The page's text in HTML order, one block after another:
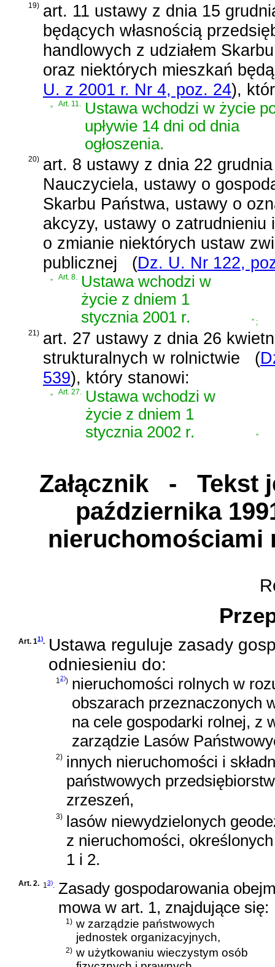
19) art. 11 ustawy z dnia 15
będących własnością
handlowych z udziałem
oraz niektórych mieszkań
U. z 2001 r. Nr 4, poz. 24),
„ Art. 11. Ustawa wchodzi w życie
upływie 14 dni od dnia
ogłoszenia.
20) art. 8 ustawy z dnia 22
Nauczyciela, ustawy o
Skarbu Państwa, ustawy o
akcyzy, ustawy o zatrudnieniu
o zmianie niektórych ustaw
publicznej
(Dz. U. Nr 122,
„ Art. 8. Ustawa wchodzi w
życie z dniem 1
stycznia 2001 r.
” ;
21) art. 27 ustawy z dnia 26
strukturalnych w rolnictwie
(
539), który stanowi:
„ Art. 27. Ustawa wchodzi w
życie z dniem 1
stycznia 2002 r.
”
Załącznik- Tekst
października
nieruchomościami
Art. 11). Ustawa reguluje zasady
odniesieniu do:
12)) nieruchomości rolnych w
obszarach przeznaczonych
na cele gospodarki rolnej, z
zarządzie Lasów
2) innych nieruchomości i
państwowych
zrzeszeń,
3) lasów niewydzielonych
z nieruchomości,
1 i 2.
Art. 2. 1 3)
Zasady gospodarowania
mowa w art. 1, znajdujące się:
1) w zarządzie państwowych
jednostek organizacyjnych,
2) w użytkowaniu wieczystym osób